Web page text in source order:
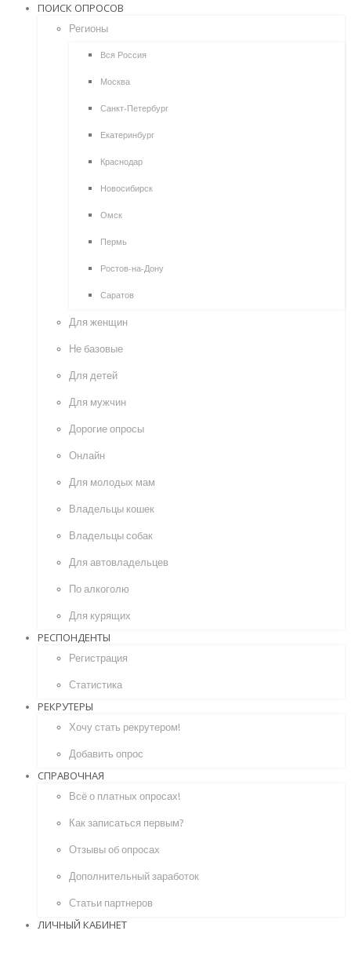
ПОИСК ОПРОСОВ
Регионы
Вся Россия
Москва
Санкт-Петербург
Екатеринбург
Краснодар
Новосибирск
Омск
Пермь
Ростов-на-Дону
Саратов
Для женщин
Не базовые
Для детей
Для мужчин
Дорогие опросы
Онлайн
Для молодых мам
Владельцы кошек
Владельцы собак
Для автовладельцев
По алкоголю
Для курящих
РЕСПОНДЕНТЫ
Регистрация
Статистика
РЕКРУТЕРЫ
Хочу стать рекрутером!
Добавить опрос
СПРАВОЧНАЯ
Всё о платных опросах!
Как записаться первым?
Отзывы об опросах
Дополнительный заработок
Статьи партнеров
ЛИЧНЫЙ КАБИНЕТ